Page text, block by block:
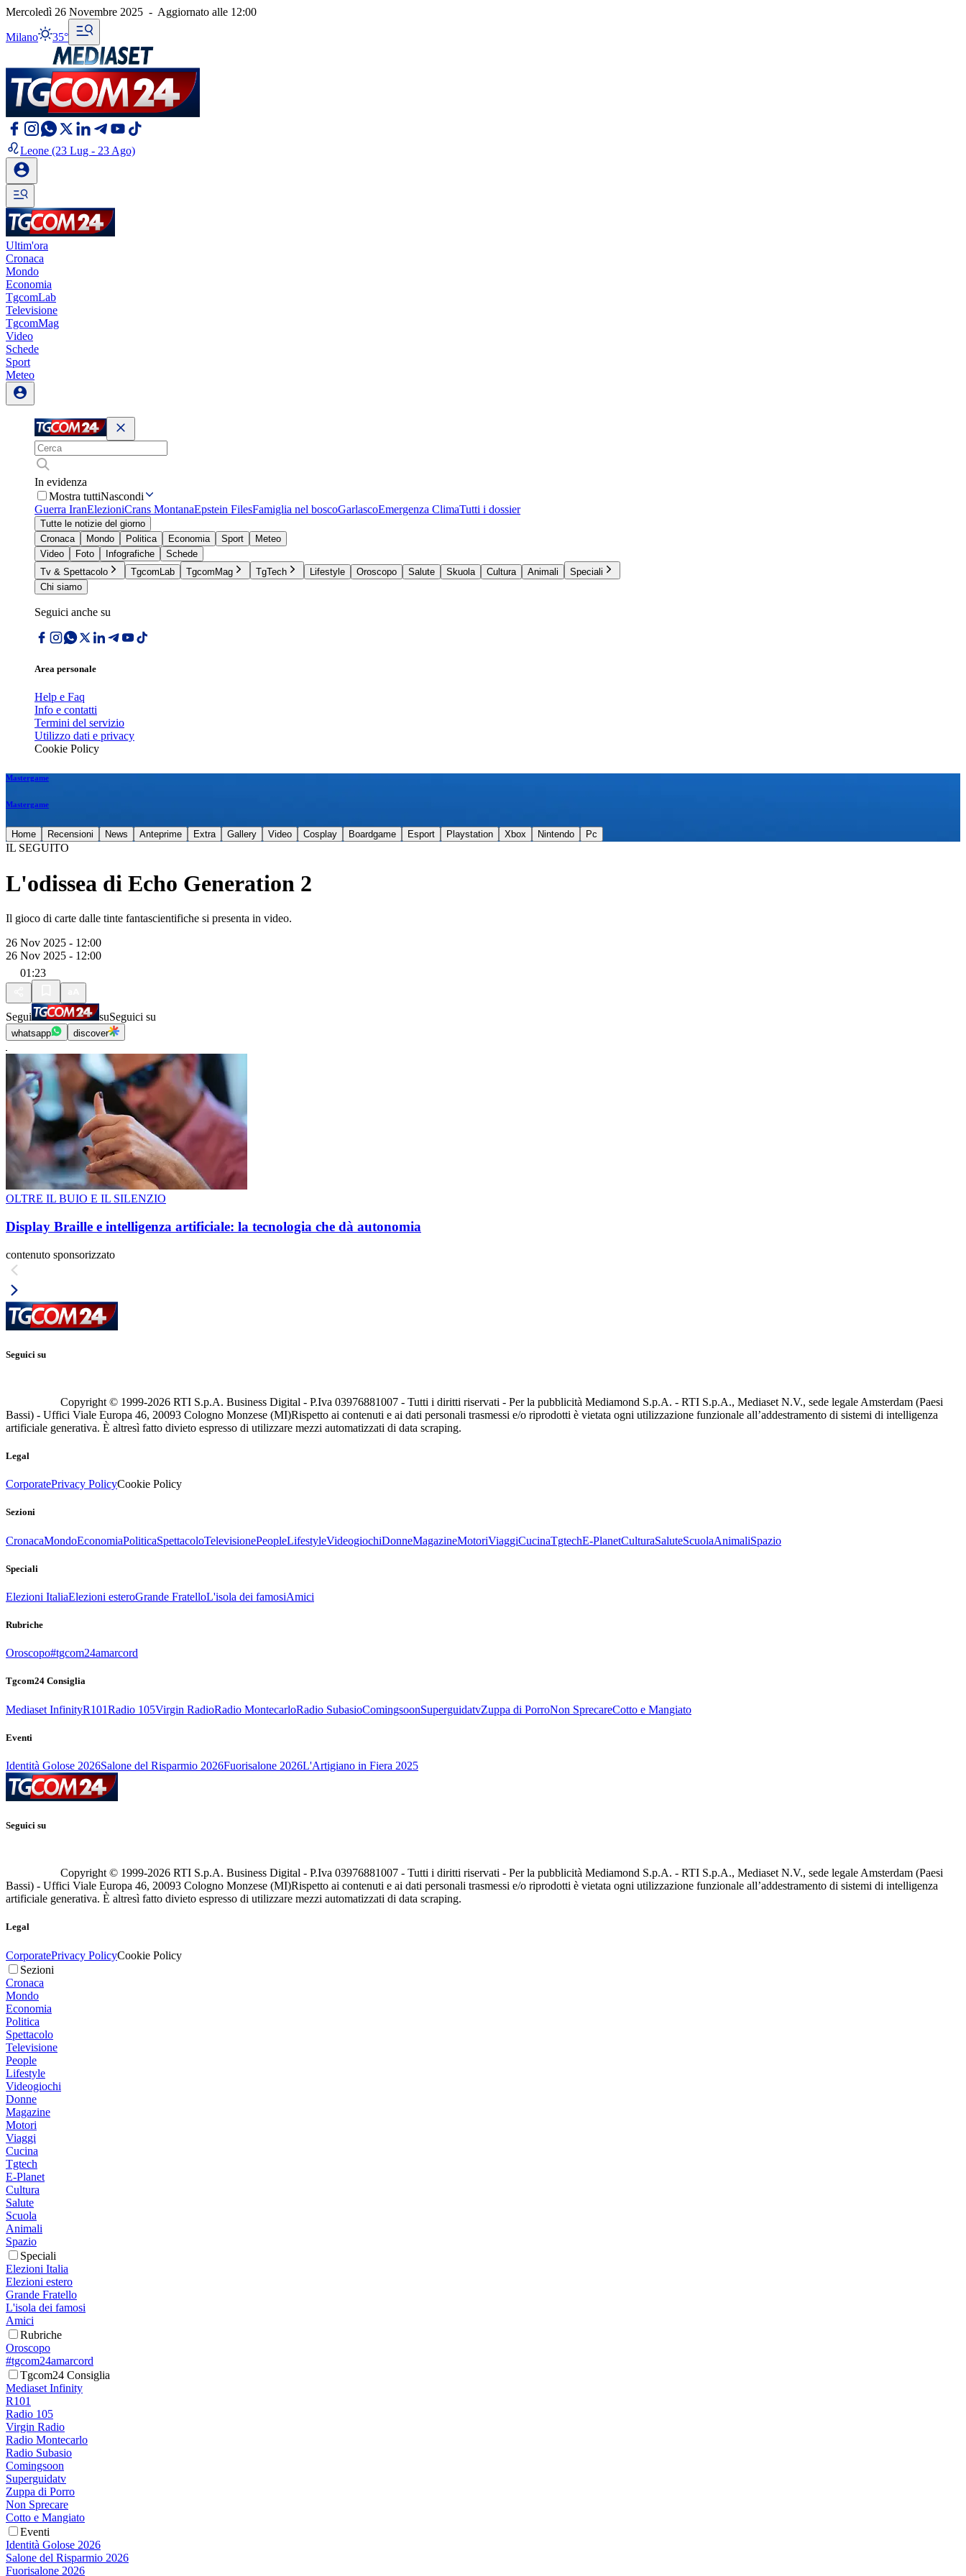
Mercoledì 26 Novembre 2025 - Aggiornato alle 12:00
Milano 35°
Leone (23 Lug - 23 Ago)
Ultim'ora
Cronaca
Mondo
Economia
TgcomLab
Televisione
TgcomMag
Video
Schede
Sport
Meteo
In evidenza
Mostra tuttiNascondi
Guerra IranElezioniCrans MontanaEpstein FilesFamiglia nel boscoGarlascoEmergenza ClimaTutti i dossier
Tutte le notizie del giorno
Cronaca
Mondo Politica Economia Sport
Meteo
Video
Foto Infografiche
Schede
Tv & Spettacolo
TgcomLab TgcomMag TgTech Lifestyle Oroscopo Salute Skuola Cultura Animali
Speciali
Chi siamo
Seguici anche su
Area personale
Help e Faq
Info e contatti
Termini del servizio
Utilizzo dati e privacy
Cookie Policy
Mastergame
Mastergame
Home Recensioni News Anteprime Extra Gallery Video Cosplay Boardgame Esport Playstation Xbox Nintendo Pc
IL SEGUITO
L'odissea di Echo Generation 2
Il gioco di carte dalle tinte fantascientifiche si presenta in video.
26 Nov 2025 - 12:00
26 Nov 2025 - 12:00
01:23
Segui suSeguici su
whatsapp discover
OLTRE IL BUIO E IL SILENZIO
Display Braille e intelligenza artificiale: la tecnologia che dà autonomia
contenuto sponsorizzato
Seguici su
Copyright © 1999-2026 RTI S.p.A. Business Digital - P.Iva 03976881007 - Tutti i diritti riservati - Per la pubblicità Mediamond S.p.A. - RTI S.p.A., Mediaset N.V., sede legale Amsterdam (Paesi
Bassi) - Uffici Viale Europa 46, 20093 Cologno Monzese (MI)Rispetto ai contenuti e ai dati personali trasmessi e/o riprodotti è vietata ogni utilizzazione funzionale all’addestramento di sistemi di intelligenza
artificiale generativa. È altresì fatto divieto espresso di utilizzare mezzi automatizzati di data scraping.
Legal
CorporatePrivacy PolicyCookie Policy
Sezioni
CronacaMondoEconomiaPoliticaSpettacoloTelevisionePeopleLifestyleVideogiochiDonneMagazineMotoriViaggiCucinaTgtechE-PlanetCulturaSaluteScuolaAnimaliSpazio
Speciali
Elezioni ItaliaElezioni esteroGrande FratelloL'isola dei famosiAmici
Rubriche
Oroscopo#tgcom24amarcord
Tgcom24 Consiglia
Mediaset InfinityR101Radio 105Virgin RadioRadio MontecarloRadio SubasioComingsoonSuperguidatvZuppa di PorroNon SprecareCotto e Mangiato
Eventi
Identità Golose 2026Salone del Risparmio 2026Fuorisalone 2026L'Artigiano in Fiera 2025
Seguici su
Copyright © 1999-2026 RTI S.p.A. Business Digital - P.Iva 03976881007 - Tutti i diritti riservati - Per la pubblicità Mediamond S.p.A. - RTI S.p.A., Mediaset N.V., sede legale Amsterdam (Paesi
Bassi) - Uffici Viale Europa 46, 20093 Cologno Monzese (MI)Rispetto ai contenuti e ai dati personali trasmessi e/o riprodotti è vietata ogni utilizzazione funzionale all’addestramento di sistemi di intelligenza
artificiale generativa. È altresì fatto divieto espresso di utilizzare mezzi automatizzati di data scraping.
Legal
CorporatePrivacy PolicyCookie Policy
Sezioni
Cronaca
Mondo
Economia
Politica
Spettacolo
Televisione
People
Lifestyle
Videogiochi
Donne
Magazine
Motori
Viaggi
Cucina
Tgtech
E-Planet
Cultura
Salute
Scuola
Animali
Spazio
Speciali
Elezioni Italia
Elezioni estero
Grande Fratello
L'isola dei famosi
Amici
Rubriche
Oroscopo
#tgcom24amarcord
Tgcom24 Consiglia
Mediaset Infinity
R101
Radio 105
Virgin Radio
Radio Montecarlo
Radio Subasio
Comingsoon
Superguidatv
Zuppa di Porro
Non Sprecare
Cotto e Mangiato
Eventi
Identità Golose 2026
Salone del Risparmio 2026
Fuorisalone 2026